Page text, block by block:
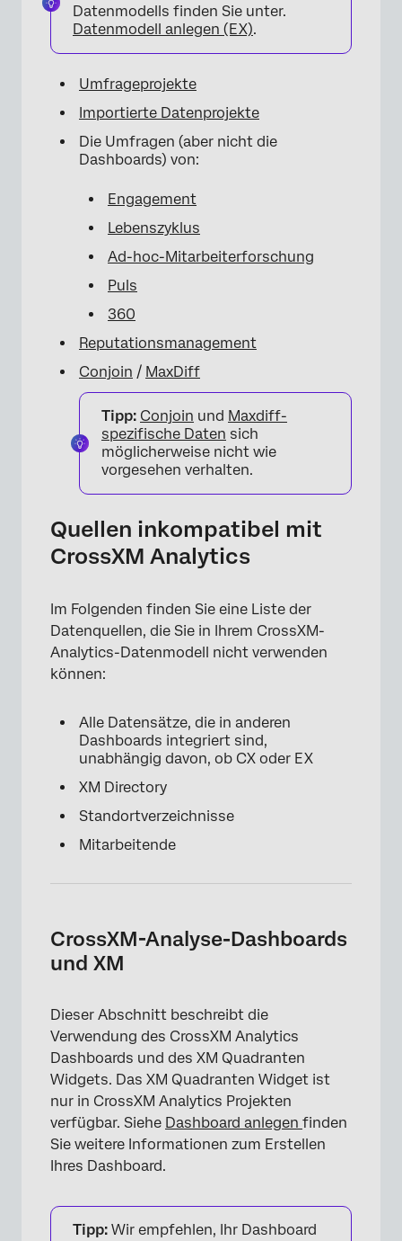
Datenmodells finden Sie unter.
Datenmodell anlegen (EX).
Umfrageprojekte
Importierte Datenprojekte
Die Umfragen (aber nicht die
Dashboards) von:
Engagement
Lebenszyklus
Ad-hoc-Mitarbeiterforschung
Puls
360
Reputationsmanagement
Conjoin / MaxDiff
Tipp: Conjoin und Maxdiff-
spezifische Daten sich
möglicherweise nicht wie
vorgesehen verhalten.
Quellen inkompatibel mit
CrossXM Analytics
Im Folgenden finden Sie eine Liste der
Datenquellen, die Sie in Ihrem CrossXM-
Analytics-Datenmodell nicht verwenden
können:
Alle Datensätze, die in anderen
Dashboards integriert sind,
unabhängig davon, ob CX oder EX
XM Directory
Standortverzeichnisse
Mitarbeitende
CrossXM-Analyse-Dashboards
und XM
Dieser Abschnitt beschreibt die
Verwendung des CrossXM Analytics
Dashboards und des XM Quadranten
Widgets. Das XM Quadranten Widget ist
nur in CrossXM Analytics Projekten
verfügbar. Siehe Dashboard anlegen finden
Sie weitere Informationen zum Erstellen
Ihres Dashboard.
Tipp: Wir empfehlen, Ihr Dashboard